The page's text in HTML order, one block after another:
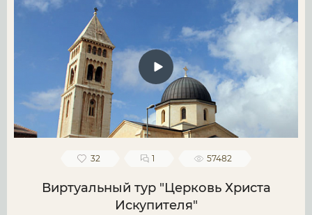
32 1 57482
Виртуальный тур "Церковь Христа
Искупителя"